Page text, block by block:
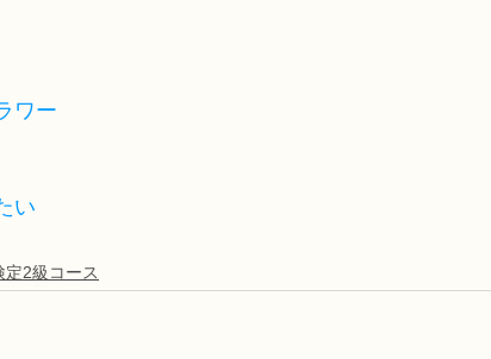
ワー
い
2級コース